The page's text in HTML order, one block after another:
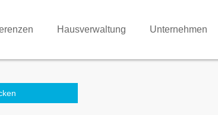
Hausverwaltung Unternehmen